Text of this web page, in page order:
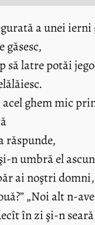
a unei ierni
găsesc,
să latre potăi
acel ghem mic
răspunde,
n umbră el
ai noştri
„Noi alt n-
în zi şi-n